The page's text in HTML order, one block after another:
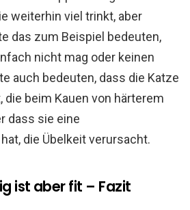
weiterhin viel trinkt, aber
das zum Beispiel bedeuten,
nicht mag oder keinen
auch bedeuten, dass die Katze
beim Kauen von härterem
dass sie eine
die Übelkeit verursacht.
ist aber fit – Fazit